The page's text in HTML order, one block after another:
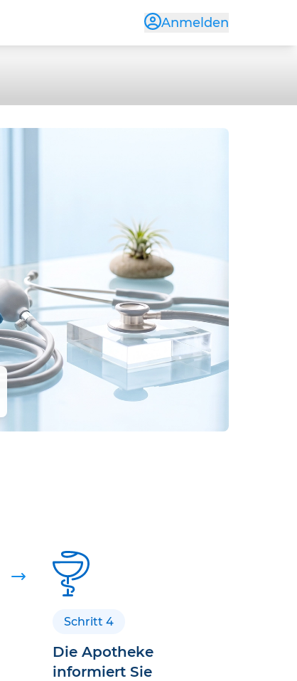
Anmelden
Schritt 4
Die Apotheke
informiert Sie